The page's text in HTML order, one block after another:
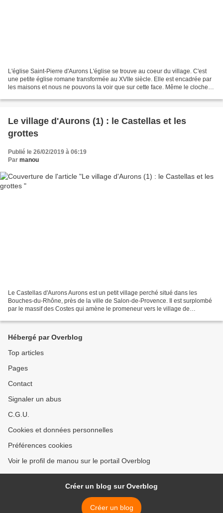
L'église Saint-Pierre d'Aurons L'église se trouve au coeur du village. C'est
une petite église romane transformée au XVIIe siècle. Elle est encadrée par
les maisons et nous ne pouvons la voir que sur cette face. Même le clocher
Le village d'Aurons (1) : le Castellas et les
grottes
Publié le 26/02/2019 à 06:19
Par manou
Le Castellas d'Aurons Aurons est un petit village perché situé dans les
Bouches-du-Rhône, près de la ville de Salon-de-Provence. Il est surplombé
par le massif des Costes qui amène le promeneur vers le village de
Hébergé par Overblog
Top articles
Pages
Contact
Signaler un abus
C.G.U.
Cookies et données personnelles
Préférences cookies
Voir le profil de manou sur le portail Overblog
Créer un blog sur Overblog
Créer un blog